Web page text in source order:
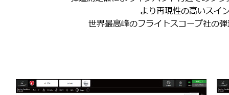
より再現性の高いスイ
世界最高峰のフライトスコープ社の